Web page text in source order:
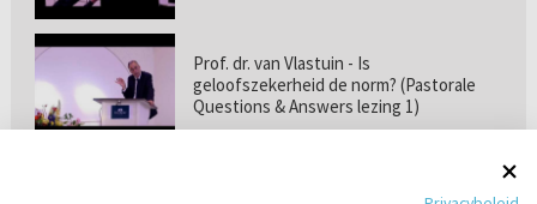
Prof. dr. van Vlastuin - Is
geloofszekerheid de norm? (Pastorale
Questions & Answers lezing 1)